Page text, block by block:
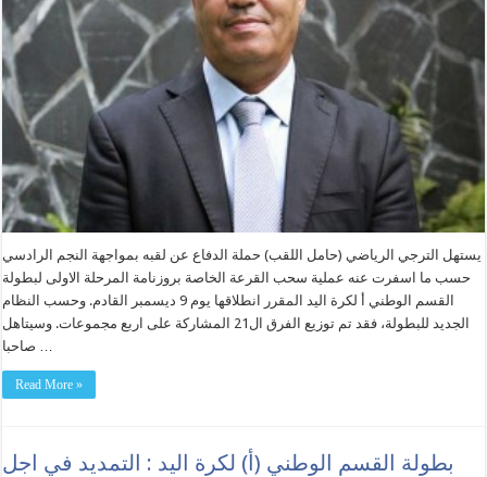
يستهل الترجي الرياضي (حامل اللقب) حملة الدفاع عن لقبه بمواجهة النجم الرادسي
حسب ما اسفرت عنه عملية سحب القرعة الخاصة بروزنامة المرحلة الاولى لبطولة
القسم الوطني أ لكرة اليد المقرر انطلاقها يوم 9 ديسمبر القادم. وحسب النظام
الجديد للبطولة، فقد تم توزيع الفرق ال21 المشاركة على اربع مجموعات. وسيتاهل
صاحبا …
Read More »
بطولة القسم الوطني (أ) لكرة اليد : التمديد في اجل